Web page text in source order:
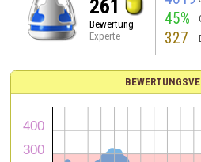
261
Bewertung
Experte
45%
327